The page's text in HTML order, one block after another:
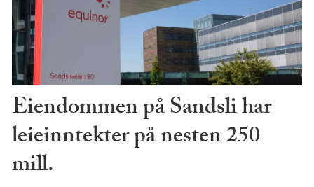
Eiendommen på Sandsli har
leieinntekter på nesten 250
mill.